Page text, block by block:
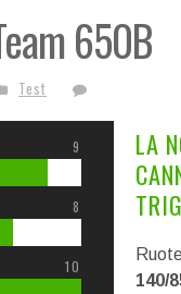
650B
Test
9
8
10
LA
140/